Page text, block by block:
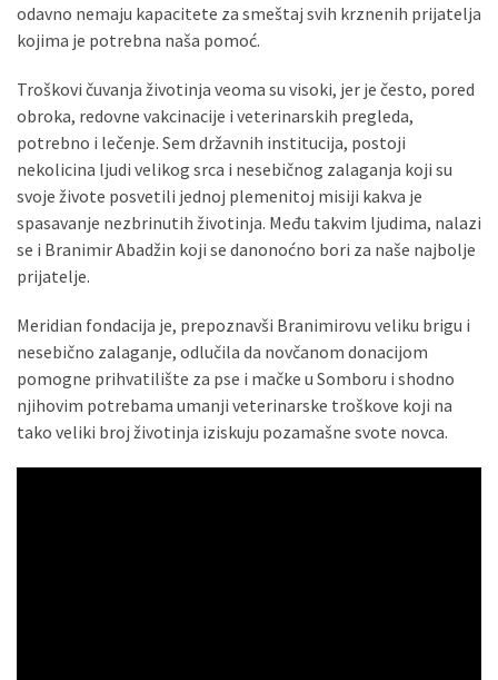
Uncategorized
(493)
Панчево
(479)
Чланци
(306)
Ковачица
Blogs
(143)
Бела
Црква
odavno nemaju kapacitete za smeštaj svih krznenih prijatelja
kojima je potrebna naša pomoć.
Troškovi čuvanja životinja veoma su visoki, jer je često, pored
obroka, redovne vakcinacije i veterinarskih pregleda,
potrebno i lečenje. Sem državnih institucija, postoji
nekolicina ljudi velikog srca i nesebičnog zalaganja koji su
svoje živote posvetili jednoj plemenitoj misiji kakva je
spasavanje nezbrinutih životinja. Među takvim ljudima, nalazi
se i Branimir Abadžin koji se danonoćno bori za naše najbolje
prijatelje.
Meridian fondacija je, prepoznavši Branimirovu veliku brigu i
nesebično zalaganje, odlučila da novčanom donacijom
pomogne prihvatilište za pse i mačke u Somboru i shodno
njihovim potrebama umanji veterinarske troškove koji na
tako veliki broj životinja iziskuju pozamašne svote novca.